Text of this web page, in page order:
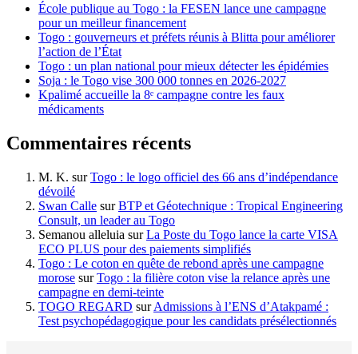
École publique au Togo : la FESEN lance une campagne
pour un meilleur financement
Togo : gouverneurs et préfets réunis à Blitta pour améliorer
l’action de l’État
Togo : un plan national pour mieux détecter les épidémies
Soja : le Togo vise 300 000 tonnes en 2026-2027
Kpalimé accueille la 8ᵉ campagne contre les faux
médicaments
Commentaires récents
M. K. surTogo : le logo officiel des 66 ans d’indépendance
dévoilé
Swan Calle surBTP et Géotechnique : Tropical Engineering
Consult, un leader au Togo
Semanou alleluia surLa Poste du Togo lance la carte VISA
ECO PLUS pour des paiements simplifiés
Togo : Le coton en quête de rebond après une campagne
morose surTogo : la filière coton vise la relance après une
campagne en demi-teinte
TOGO REGARD surAdmissions à l’ENS d’Atakpamé :
Test psychopédagogique pour les candidats présélectionnés